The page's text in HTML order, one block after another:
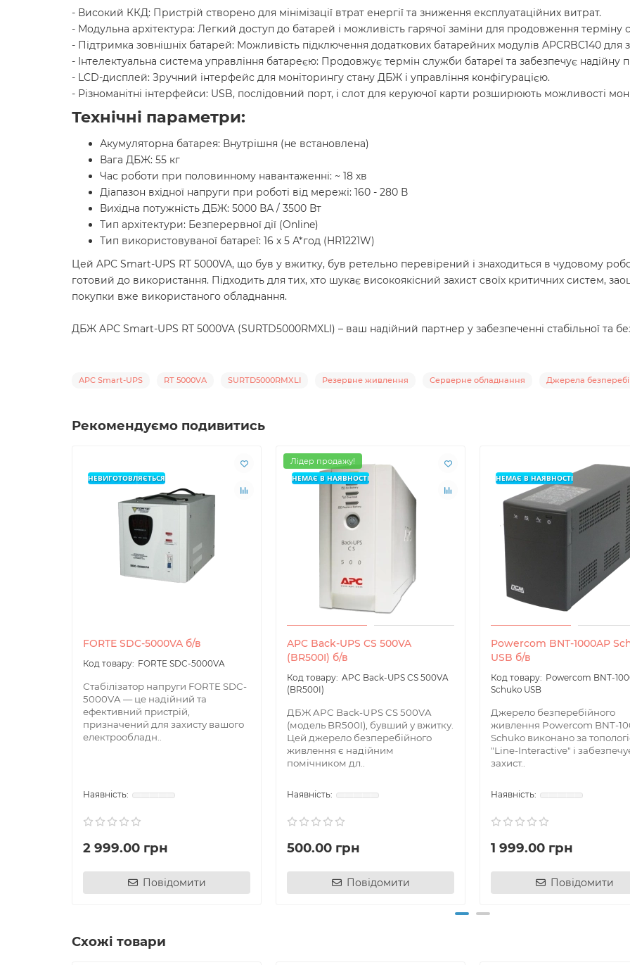
- Високий ККД: Пристрій створено для мінімізації втрат енергії та зниження експлуатаційних витрат.
- Модульна архітектура: Легкий доступ до батарей і можливість гарячої заміни для продовження терміну
- Підтримка зовнішніх батарей: Можливість підключення додаткових батарейних модулів APCRBC140 для
- Інтелектуальна система управління батареєю: Продовжує термін служби батареї та забезпечує надійну
- LCD-дисплей: Зручний інтерфейс для моніторингу стану ДБЖ і управління конфігурацією.
- Різноманітні інтерфейси: USB, послідовний порт, і слот для керуючої карти розширюють можливості
Технічні параметри:
Акумуляторна батарея: Внутрішня (не встановлена)
Вага ДБЖ: 55 кг
Час роботи при половинному навантаженні: ~ 18 хв
Діапазон вхідної напруги при роботі від мережі: 160 - 280 В
Вихідна потужність ДБЖ: 5000 ВА / 3500 Вт
Тип архітектури: Безперервної дії (Online)
Тип використовуваної батареї: 16 х 5 А*год (HR1221W)
Цей APC Smart-UPS RT 5000VA, що був у вжитку, був ретельно перевірений і знаходиться в чудовому
готовий до використання. Підходить для тих, хто шукає високоякісний захист своїх критичних систем,
покупки вже використаного обладнання.
ДБЖ APC Smart-UPS RT 5000VA (SURTD5000RMXLI) – ваш надійний партнер у забезпеченні стабільної та
APC Smart-UPS RT 5000VA SURTD5000RMXLI Резервне живлення Серверне обладнання Джерела
Рекомендуємо подивитись
FORTE SDC-5000VA б/в
FORTE SDC-5000VA
Стабілізатор напруги FORTE SDC-
5000VA — це надійний та
ефективний пристрій,
призначений для захисту вашого
електрообладн..
НЕВИГОТОВЛЯЄТЬСЯ
2 999.00 грн
Повідомити
Лідер продажу!
APC Back-UPS CS 500VA
(BR500I) б/в
APC Back-UPS CS 500VA
(BR500I)
ДБЖ APC Back-UPS CS 500VA
(модель BR500I), бувший у вжитку.
Цей джерело безперебійного
живлення є надійним
помічником дл..
НЕМАЄ В НАЯВНОСТІ
500.00 грн
Повідомити
Powercom BNT-1000AP
USB б/в
Powercom BNT-
Schuko USB
Джерело безперебійного
живлення Powercom BNT-
Schuko виконано за
"Line-Interactive" і
захист..
НЕМАЄ В НАЯВНОСТІ
1 999.00 грн
Повідомити
Схожі товари